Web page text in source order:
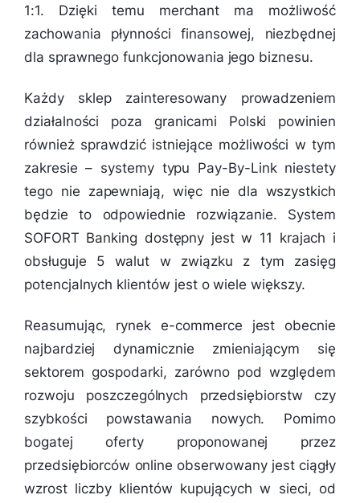
1:1. Dzięki temu merchant ma możliwość
zachowania płynności finansowej, niezbędnej
dla sprawnego funkcjonowania jego biznesu.
Każdy sklep zainteresowany prowadzeniem
działalności poza granicami Polski powinien
również sprawdzić istniejące możliwości w tym
zakresie – systemy typu Pay-By-Link niestety
tego nie zapewniają, więc nie dla wszystkich
będzie to odpowiednie rozwiązanie. System
SOFORT Banking dostępny jest w 11 krajach i
obsługuje 5 walut w związku z tym zasięg
potencjalnych klientów jest o wiele większy.
Reasumując, rynek e-commerce jest obecnie
najbardziej dynamicznie zmieniającym się
sektorem gospodarki, zarówno pod względem
rozwoju poszczególnych przedsiębiorstw czy
szybkości powstawania nowych. Pomimo
bogatej oferty proponowanej przez
przedsiębiorców online obserwowany jest ciągły
wzrost liczby klientów kupujących w sieci, od